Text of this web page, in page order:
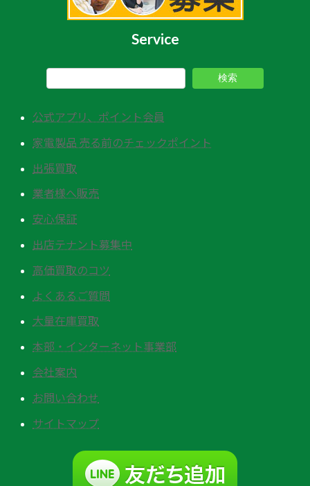
Service
検索
公式アプリ、ポイント会員
家電製品 売る前のチェックポイント
出張買取
業者様へ販売
安心保証
出店テナント募集中
高価買取のコツ
よくあるご質問
大量在庫買取
本部・インターネット事業部
会社案内
お問い合わせ
サイトマップ